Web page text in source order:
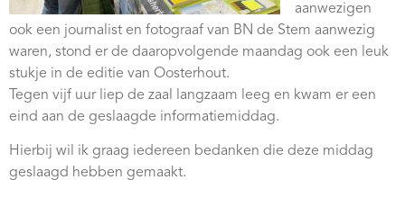
aanwezigen
ook een journalist en fotograaf van BN de Stem aanwezig
waren, stond er de daaropvolgende maandag ook een leuk
stukje in de editie van Oosterhout.
Tegen vijf uur liep de zaal langzaam leeg en kwam er een
eind aan de geslaagde informatiemiddag.
Hierbij wil ik graag iedereen bedanken die deze middag
geslaagd hebben gemaakt.